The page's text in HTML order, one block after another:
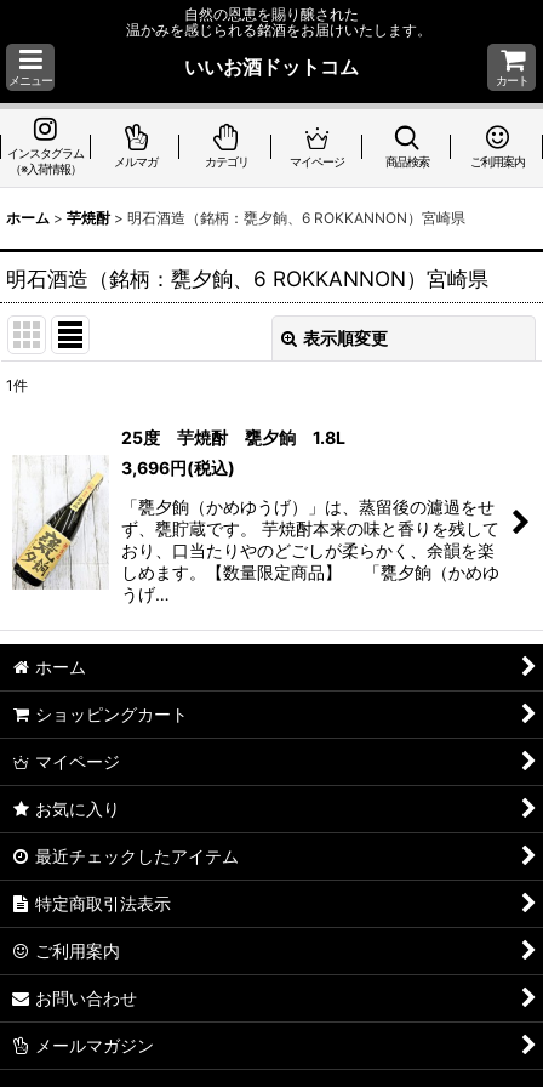
自然の恩恵を賜り醸された
温かみを感じられる銘酒をお届けいたします。
メニュー
いいお酒ドットコム
カート
インスタグラム
（※入荷情報）
メルマガ カテゴリ マイページ 商品検索 ご利用案内
ホーム > 芋焼酎 > 明石酒造（銘柄：甕夕餉、6 ROKKANNON）宮崎県
明石酒造（銘柄：甕夕餉、6 ROKKANNON）宮崎県
表示順変更
並び順
絞り込む
1件
25度 芋焼酎 甕夕餉 1.8L
3,696円(税込)
「甕夕餉（かめゆうげ）」は、蒸留後の濾過をせ
ず、甕貯蔵です。 芋焼酎本来の味と香りを残して
おり、口当たりやのどごしが柔らかく、余韻を楽
しめます。【数量限定商品】 「甕夕餉（かめゆ
うげ…
ホーム
ショッピングカート
マイページ
お気に入り
最近チェックしたアイテム
特定商取引法表示
ご利用案内
お問い合わせ
メールマガジン